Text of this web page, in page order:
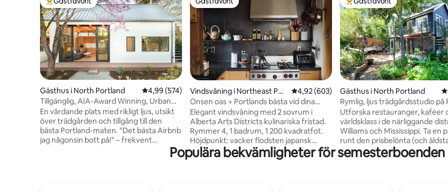
Populär gästfavorit
Gästhus i North Portland 4,99 av 5 i genomsnittligt betyg, 574 omdömen
4,99 (574)
Tillgänglig, AIA-Award Winning, Urban
Garden Oasis
En vårdande plats med rikligt ljus, utsikt
över trädgården och tillgång till den
bästa Portland-maten. "Det bästa Airbnb
jag någonsin bott på!" – frekvent
Architects Award till designer Webster
Gästfavorit
Vindsvåning i Northeast Por
tland
4,92 av 5 i genomsnittligt betyg, 603
4,92 (603)
Onsen oas + Portlands bästa vid dina
fötter
Elegant vindsvåning med 2 sovrum i
Alberta Arts Districts kulinariska fristad.
Rymmer 4, 1 badrum, 1 200 kvadratfot.
Höjdpunkt: vacker flodsten japansk
onsen trädgårdsbadkar för ultimat
avkoppling. (Delas med stuggäster när
Populär gästfavorit
Gästhus i North Portland
Rymlig, ljus trädgårdsstudio på
Park
Utforska restauranger, kaféer
världsklass i de närliggande
Williams och Mississippi. Ta en
runt den prisbelönta (och
rosenträdgården i City of
över gatan i Peninsula Park.
Populära bekvämligheter för semesterboenden